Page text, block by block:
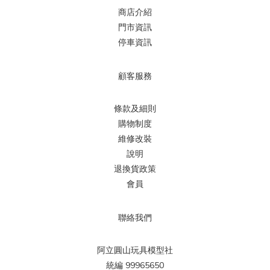
商店介紹
門市資訊
停車資訊
顧客服務
條款及細則
購物制度
維修改裝
說明
退換貨政策
會員
聯絡我們
阿立圓山玩具模型社
統編 99965650